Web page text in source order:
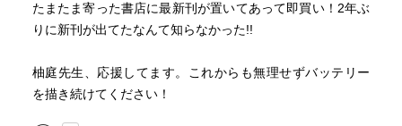
たまたま寄った書店に最新刊が置いてあって即買い！2年ぶ
りに新刊が出てたなんて知らなかった!!
柚庭先生、応援してます。これからも無理せずバッテリー
を描き続けてください！